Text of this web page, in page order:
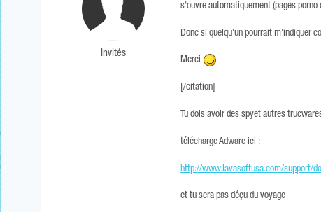
Invités
s'ouvre automatiquement (pages
Donc si quelqu'un pourrait m'indiquer
Merci
[/citation]
Tu dois avoir des spyet autres
télécharge Adware ici :
http://www.lavasoftusa.com/support/
et tu sera pas déçu du voyage